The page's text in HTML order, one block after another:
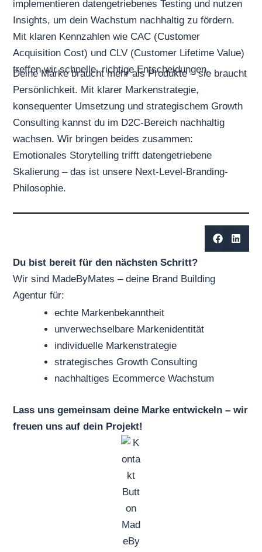
implementieren datengetriebenes Testing und nutzen
Insights, um dein Wachstum nachhaltig zu fördern.
Mit klaren Kennzahlen wie CAC (Customer
Acquisition Cost) und CLV (Customer Lifetime Value)
treffen wir schnelle, richtige Entscheidungen.
Deine Marke braucht mehr als Produkte – sie braucht
Persönlichkeit. Mit klarer Markenstrategie,
konsequenter Umsetzung und strategischem Growth
Consulting kannst du im D2C-Bereich nachhaltig
wachsen. Wir bringen beides zusammen:
Emotionales Storytelling trifft datengetriebene
Skalierung – das ist unsere Next-Level-Branding-
Philosophie.
Du bist bereit für den nächsten Schritt?
Wir sind MadeByMates – deine Brand Building
Agentur für:
echte Markenbekanntheit
unverwechselbare Markenidentität
individuelle Markenstrategie
strategisches Growth Consulting
nachhaltiges Ecommerce Wachstum
Lass uns gemeinsam deine Marke entwickeln – wir
freuen uns auf dein Projekt!